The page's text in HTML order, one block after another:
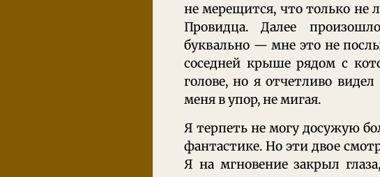
не мерещится, что только не
Провидца. Далее
буквально — мне это не
соседней крыше рядом с
голове, но я отчетливо
меня в упор, не мигая.
Я терпеть не могу досужую
фантастике. Но эти двое
Я на мгновение закрыл